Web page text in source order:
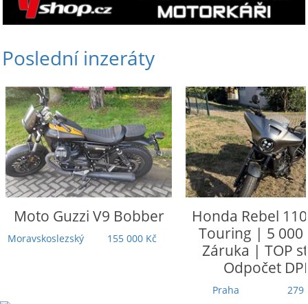
Poslední inzeráty
Moto Guzzi V9 Bobber
Moravskoslezský 155 000 Kč
Honda Rebel
Touring | 5
Záruka | TOP
Odpočet
Praha 279